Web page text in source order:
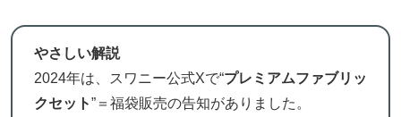
やさしい解説
2024年は、スワニー公式Xで“プレミアムファブリッ
クセット”＝福袋販売の告知がありました。